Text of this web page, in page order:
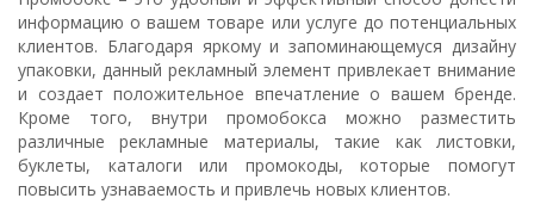
информацию о вашем товаре или услуге до потенциальных
клиентов. Благодаря яркому и запоминающемуся дизайну
упаковки, данный рекламный элемент привлекает внимание
и создает положительное впечатление о вашем бренде.
Кроме того, внутри промобокса можно разместить
различные рекламные материалы, такие как листовки,
буклеты, каталоги или промокоды, которые помогут
повысить узнаваемость и привлечь новых клиентов.